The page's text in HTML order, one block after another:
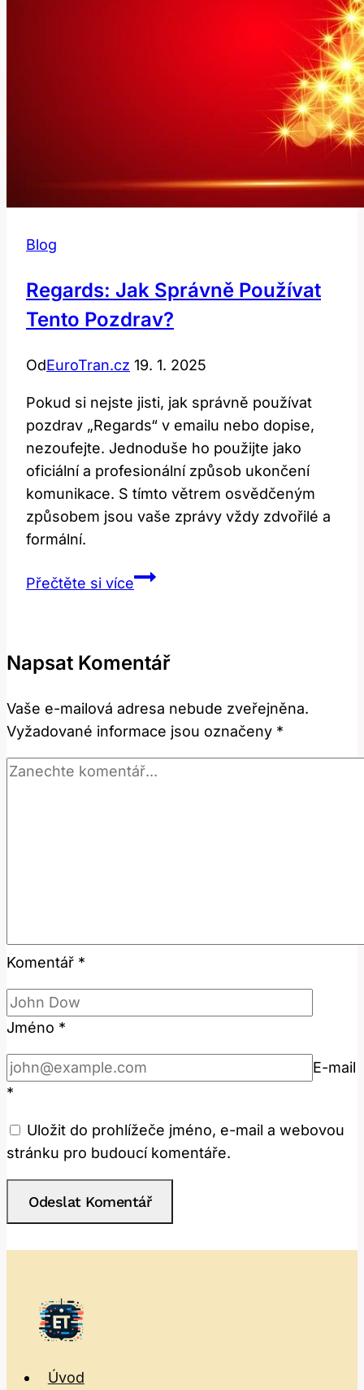
Blog
Regards: Jak Správně Používat
Tento Pozdrav?
OdEuroTran.cz 19. 1. 2025
Pokud si nejste jisti, jak správně používat
pozdrav „Regards“ v emailu nebo dopise,
nezoufejte. Jednoduše ho použijte jako
oficiální a profesionální způsob ukončení
komunikace. S tímto větrem osvědčeným
způsobem jsou vaše zprávy vždy zdvořilé a
formální.
Přečtěte si víceRegards:
Tento
Napsat Komentář
Vaše e-mailová adresa nebude zveřejněna.
Vyžadované informace jsou označeny *
Komentář *
Jméno *
E-mail
*
Uložit do prohlížeče jméno, e-mail a webovou
stránku pro budoucí komentáře.
Úvod